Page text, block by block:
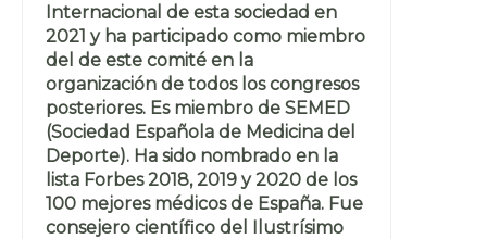
Internacional de esta sociedad en
2021 y ha participado como miembro
del de este comité en la
organización de todos los congresos
posteriores. Es miembro de SEMED
(Sociedad Española de Medicina del
Deporte). Ha sido nombrado en la
lista Forbes 2018, 2019 y 2020 de los
100 mejores médicos de España. Fue
consejero científico del Ilustrísimo